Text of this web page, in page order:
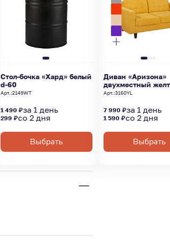
Стол-бочка «Хард» белый
d-60
Арт.:2149WT
1 490 ₽за 1 день
299 ₽со 2 дня
Выбрать
Диван «Аризона»
двухместный
Арт.:3160YL
7 990 ₽за 1 день
1 590 ₽со 2 дня
Выбрать